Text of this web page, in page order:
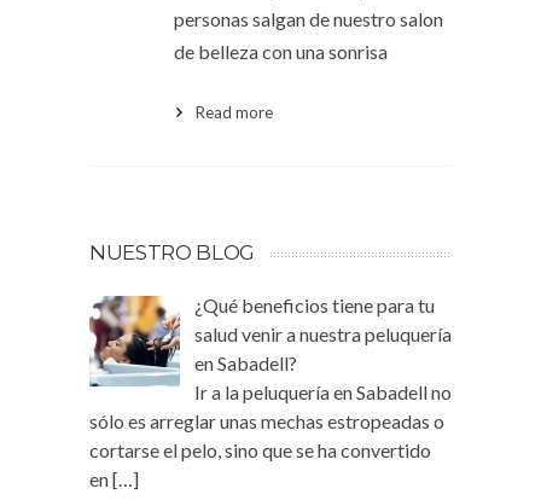
personas salgan de nuestro salon
de belleza con una sonrisa
Read more
NUESTRO BLOG
¿Qué beneficios tiene para tu
salud venir a nuestra peluquería
en Sabadell?
Ir a la peluquería en Sabadell no
sólo es arreglar unas mechas estropeadas o
cortarse el pelo, sino que se ha convertido
en[…]